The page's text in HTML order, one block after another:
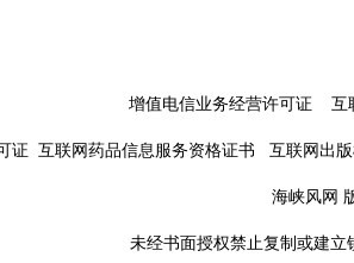
增值电信业务经营许可证 互
证 互联网药品信息服务资格证书 互联网出版
海峡风网
未经书面授权禁止复制或建